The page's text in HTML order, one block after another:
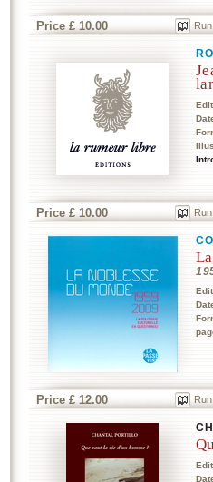
Price £ 10.00
Price £ 10.00
Price £ 12.00